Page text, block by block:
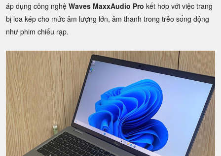
áp dụng công nghệ Waves MaxxAudio Pro kết hơp với việc trang
bị loa kép cho mức âm lượng lớn, âm thanh trong trẻo sống động
như phim chiếu rạp.